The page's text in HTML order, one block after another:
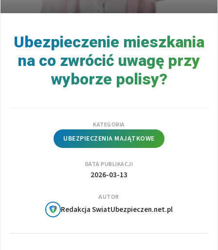
Ubezpieczenie mieszkania
na co zwrócić uwagę przy
wyborze polisy?
KATEGORIA
UBEZPIECZENIA MAJĄTKOWE
DATA PUBLIKACJI
2026-03-13
AUTOR
Redakcja SwiatUbezpieczen.net.pl